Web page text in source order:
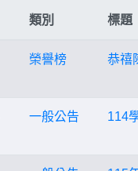
類別 標題
榮譽榜 恭禧
一般公告 114